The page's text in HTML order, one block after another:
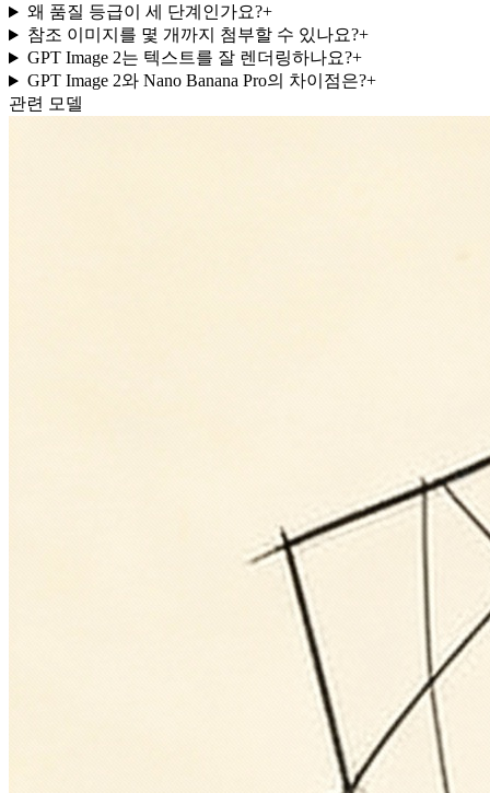
왜 품질 등급이 세 단계인가요?+
참조 이미지를 몇 개까지 첨부할 수 있나요?+
GPT Image 2는 텍스트를 잘 렌더링하나요?+
GPT Image 2와 Nano Banana Pro의 차이점은?+
관련 모델